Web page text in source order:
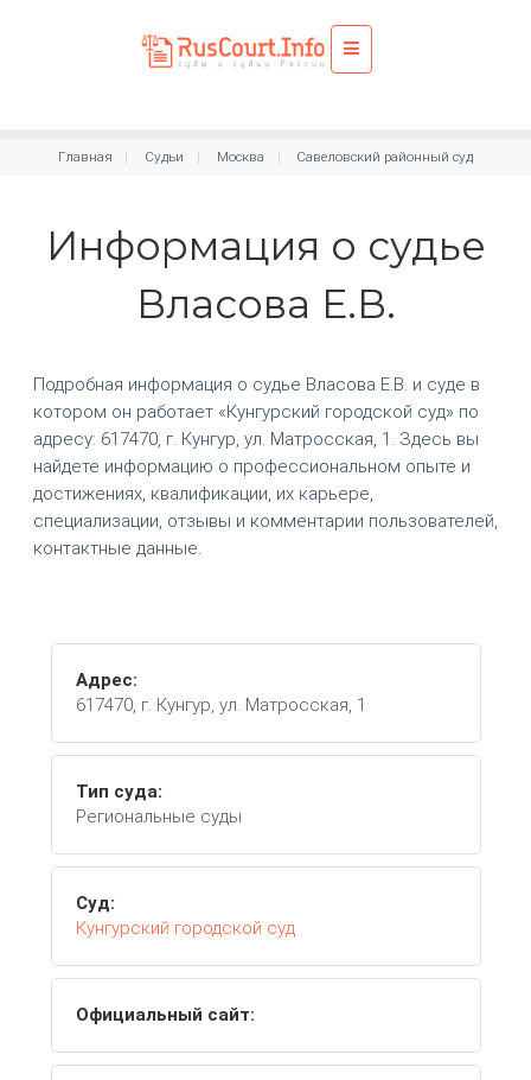
Главная Судьи Москва Савеловский районный суд
Информация о судье
Власова Е.В.
Подробная информация о судье Власова Е.В. и суде в
котором он работает «Кунгурский городской суд» по
адресу: 617470, г. Кунгур, ул. Матросская, 1. Здесь вы
найдете информацию о профессиональном опыте и
достижениях, квалификации, их карьере,
специализации, отзывы и комментарии пользователей,
контактные данные.
Адрес:
617470, г. Кунгур, ул. Матросская, 1
Тип суда:
Региональные суды
Суд:
Кунгурский городской суд
Официальный сайт: